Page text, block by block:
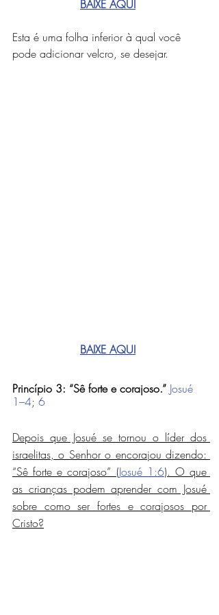
BAIXE AQUI
Esta é uma folha inferior à qual você
pode adicionar velcro, se desejar.
BAIXE AQUI
Princípio 3: “Sê forte e corajoso.” Josué
1–4; 6
Depois que Josué se tornou o líder dos
israelitas, o Senhor o encorajou dizendo:
“Sê forte e corajoso” (Josué 1:6). O que
as crianças podem aprender com Josué
sobre como ser fortes e corajosos por
Cristo?